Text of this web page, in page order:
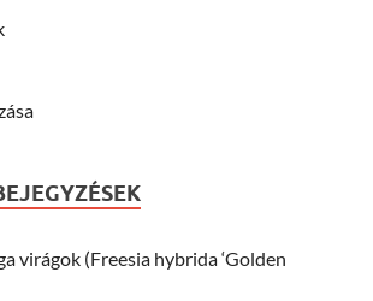
virágok (Freesia hybrida ‘Golden